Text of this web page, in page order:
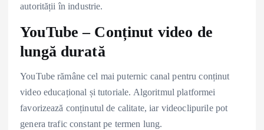
autorității în industrie.
YouTube – Conținut video de
lungă durată
YouTube rămâne cel mai puternic canal pentru conținut
video educațional și tutoriale. Algoritmul platformei
favorizează conținutul de calitate, iar videoclipurile pot
genera trafic constant pe termen lung.